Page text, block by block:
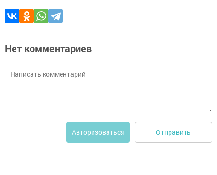
Нет комментариев
Авторизоваться Отправить